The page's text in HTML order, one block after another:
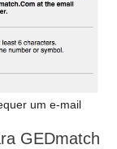
um e-mail
GEDmatch